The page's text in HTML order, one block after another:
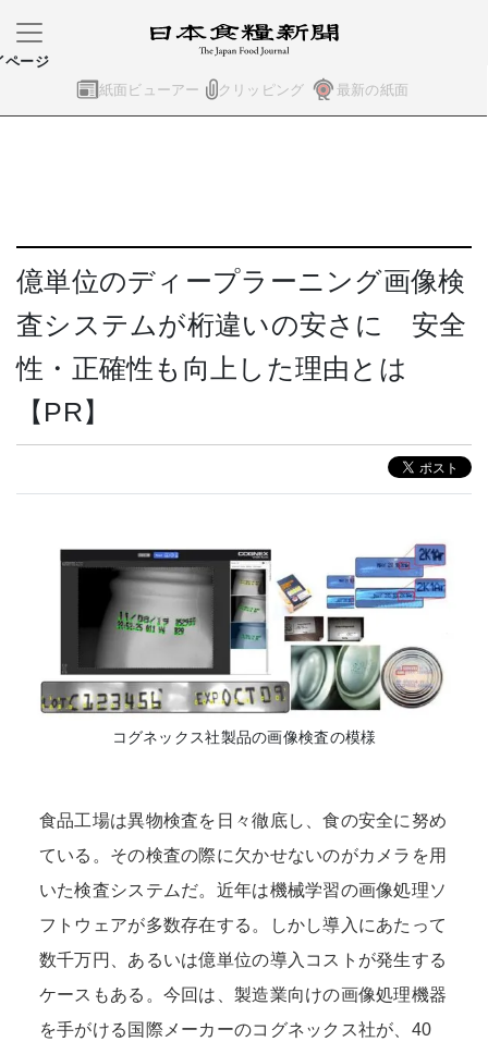
紙面ビューアー クリッピング 最新の紙面
ページ
億単位のディープラーニング画像検
査システムが桁違いの安さに 安全
性・正確性も向上した理由とは
【PR】
コグネックス社製品の画像検査の模様
食品工場は異物検査を日々徹底し、食の安全に努め
ている。その検査の際に欠かせないのがカメラを用
いた検査システムだ。近年は機械学習の画像処理ソ
フトウェアが多数存在する。しかし導入にあたって
数千万円、あるいは億単位の導入コストが発生する
ケースもある。今回は、製造業向けの画像処理機器
を手がける国際メーカーのコグネックス社が、40